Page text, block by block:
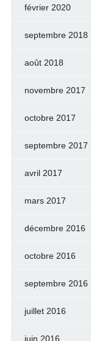
février 2020
septembre 2018
août 2018
novembre 2017
octobre 2017
septembre 2017
avril 2017
mars 2017
décembre 2016
octobre 2016
septembre 2016
juillet 2016
juin 2016